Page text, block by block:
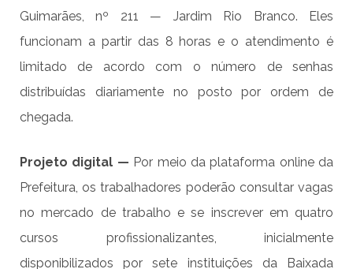
Guimarães, nº 211 — Jardim Rio Branco. Eles
funcionam a partir das 8 horas e o atendimento é
limitado de acordo com o número de senhas
distribuídas diariamente no posto por ordem de
chegada.
Projeto digital — Por meio da plataforma online da
Prefeitura, os trabalhadores poderão consultar vagas
no mercado de trabalho e se inscrever em quatro
cursos profissionalizantes, inicialmente
disponibilizados por sete instituições da Baixada